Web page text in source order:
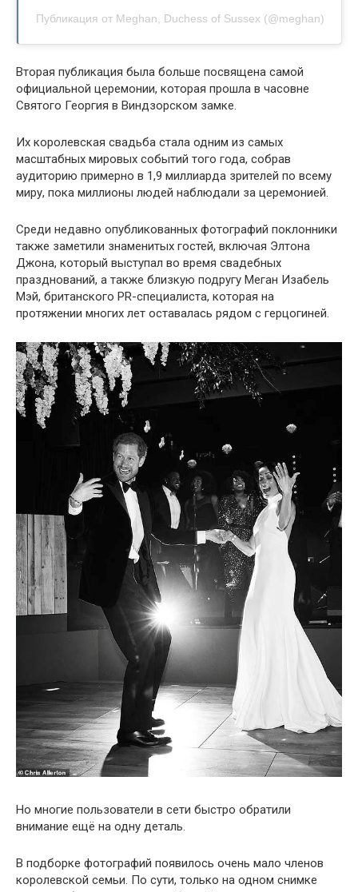
Публикация от Meghan, Duchess of Sussex (@meghan)
Вторая публикация была больше посвящена самой
официальной церемонии, которая прошла в часовне
Святого Георгия в Виндзорском замке.
Их королевская свадьба стала одним из самых
масштабных мировых событий того года, собрав
аудиторию примерно в 1,9 миллиарда зрителей по всему
миру, пока миллионы людей наблюдали за церемонией.
Среди недавно опубликованных фотографий поклонники
также заметили знаменитых гостей, включая Элтона
Джона, который выступал во время свадебных
празднований, а также близкую подругу Меган Изабель
Мэй, британского PR-специалиста, которая на
протяжении многих лет оставалась рядом с герцогиней.
Но многие пользователи в сети быстро обратили
внимание ещё на одну деталь.
В подборке фотографий появилось очень мало членов
королевской семьи. По сути, только на одном снимке